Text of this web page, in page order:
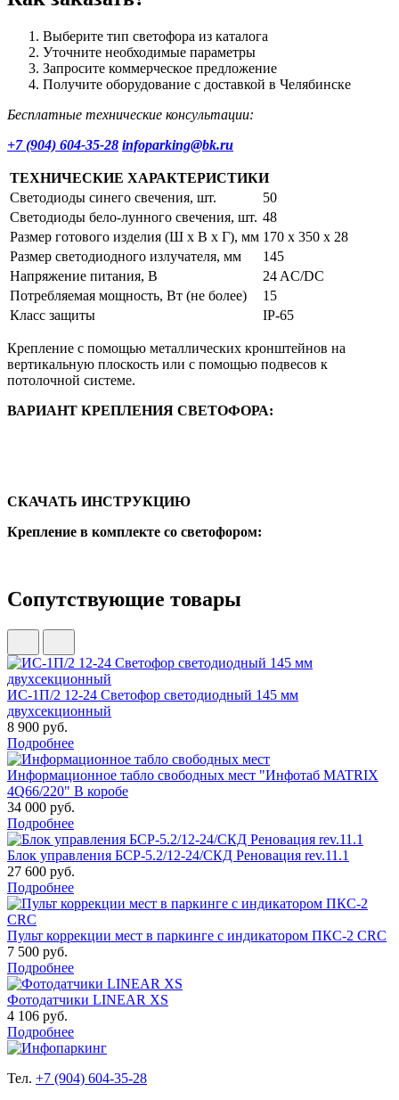
Выберите тип светофора из каталога
Уточните необходимые параметры
Запросите коммерческое предложение
Получите оборудование с доставкой в Челябинске
Бесплатные технические консультации:
+7 (904) 604-35-28 infoparking@bk.ru
ТЕХНИЧЕСКИЕ ХАРАКТЕРИСТИКИ
Светодиоды синего свечения, шт.
50
Светодиоды бело-лунного свечения, шт. 48
Размер готового изделия (Ш х В х Г), мм 170 х 350 x 28
Размер светодиодного излучателя, мм
145
Напряжение питания, В
24 AC/DC
Потребляемая мощность, Вт (не более)
15
Класс защиты
IP-65
Крепление с помощью металлических кронштейнов на
вертикальную плоскость или с помощью подвесов к
потолочной системе.
ВАРИАНТ КРЕПЛЕНИЯ СВЕТОФОРА:
СКАЧАТЬ ИНСТРУКЦИЮ
Крепление в комплекте со светофором:
Сопутствующие товары
ИС-1П/2 12-24 Светофор светодиодный 145 мм
двухсекционный
8 900 руб.
Подробнее
Информационное табло свободных мест "Инфотаб MATRIX
4Q66/220" В коробе
34 000 руб.
Подробнее
Блок управления БСР-5.2/12-24/СКД Реновация rev.11.1
27 600 руб.
Подробнее
Пульт коррекции мест в паркинге с индикатором ПКС-2 CRC
7 500 руб.
Подробнее
Фотодатчики LINEAR XS
4 106 руб.
Подробнее
Тел. +7 (904) 604-35-28